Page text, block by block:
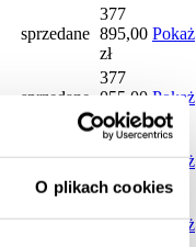
O plikach cookies
sprzedane
377
895,00
zł
Pokaż
sprzedane
377
055,00
zł
Pokaż
sprzedane
598
464,00
zł
Pokaż
sprzedane 305,00 Pokaż